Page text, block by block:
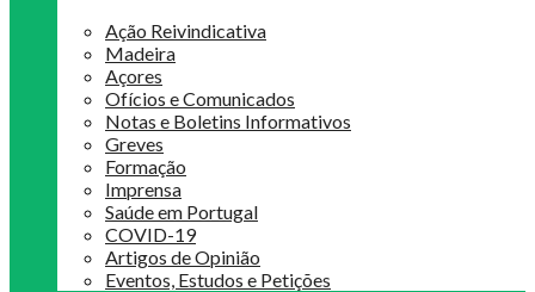
Ação Reivindicativa
Madeira
Açores
Ofícios e Comunicados
Notas e Boletins Informativos
Greves
Formação
Imprensa
Saúde em Portugal
COVID-19
Artigos de Opinião
Eventos, Estudos e Petições